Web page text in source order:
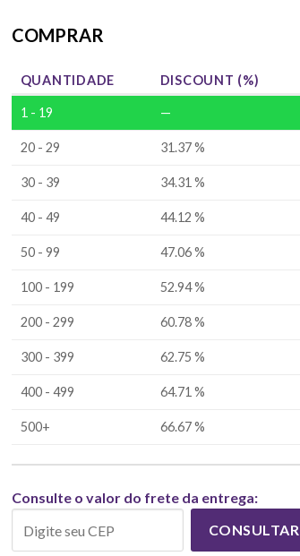
COMPRAR
QUANTIDADE DISCOUNT (%)
1 - 19 —
20 - 29 31.37 %
30 - 39 34.31 %
40 - 49 44.12 %
50 - 99 47.06 %
100 - 199 52.94 %
200 - 299 60.78 %
300 - 399 62.75 %
400 - 499 64.71 %
500+ 66.67 %
Consulte o valor do frete da entrega:
CONSULTAR